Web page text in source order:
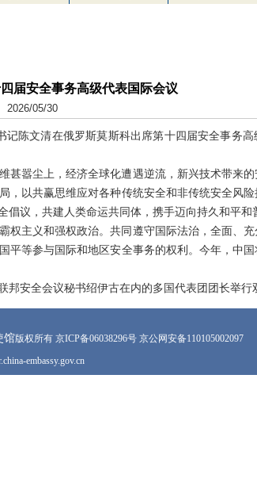
届安全事务高级代表国际会议
2026/05/30
记陈文清在俄罗斯莫斯科出席第十四届安全事务
甚嚣尘上，经济全球化遭遇逆流，新兴技术带来
，以共赢思维应对各种传统安全和非传统安全风
议，共建人类命运共同体，携手迈向持久和平和
权主义和强权政治。共同遵守国际法治，全面、
平等参与国际和地区安全事务的权利。今年，中
安全会议秘书绍伊古在内的多国代表团团长举行
馆版权所有 京ICP备06038296号 京公网安备110105002097
embassy.gov.cn